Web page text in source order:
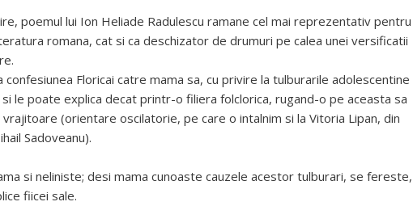
poemul lui Ion Heliade Radulescu ramane cel mai reprezentativ pentru
romana, cat si ca deschizator de drumuri pe calea unei versificatii
Floricai catre mama sa, cu privire la tulburarile adolescentine
le poate explica decat printr-o filiera folclorica, rugand-o pe aceasta sa
(orientare oscilatorie, pe care o intalnim si la Vitoria Lipan, din
Sadoveanu).
si neliniste; desi mama cunoaste cauzele acestor tulburari, se fereste,
fiicei sale.